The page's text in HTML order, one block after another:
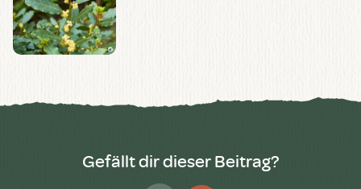
Gefällt dir dieser Beitrag?